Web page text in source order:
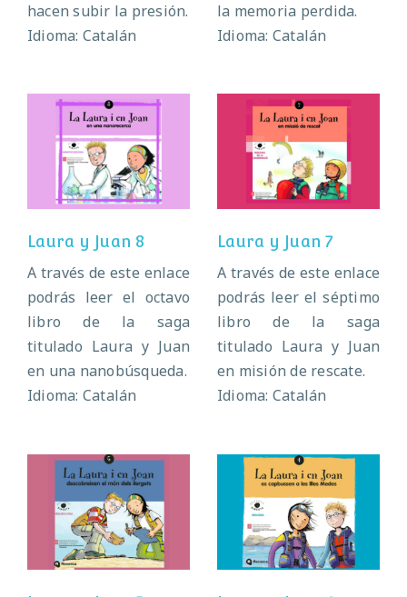
hacen subir la presión.
Idioma: Catalán
la memoria perdida.
Idioma: Catalán
Laura y Juan 8
Laura y Juan 8
A través de este enlace
podrás leer el octavo
libro de la saga
titulado Laura y Juan
en una nanobúsqueda.
Idioma: Catalán
Laura y Juan 7
Laura y Juan 7
A través de este enlace
podrás leer el séptimo
libro de la saga
titulado Laura y Juan
en misión de rescate.
Idioma: Catalán
Laura y Juan 5 Laura y Juan 4